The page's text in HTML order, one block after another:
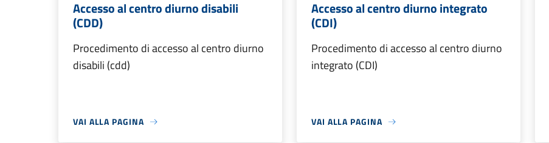
Accesso al centro diurno disabili
(CDD)
Procedimento di accesso al centro diurno
disabili (cdd)
VAI ALLA PAGINA
Accesso al centro diurno integrato
(CDI)
Procedimento di accesso al centro diurno
integrato (CDI)
VAI ALLA PAGINA